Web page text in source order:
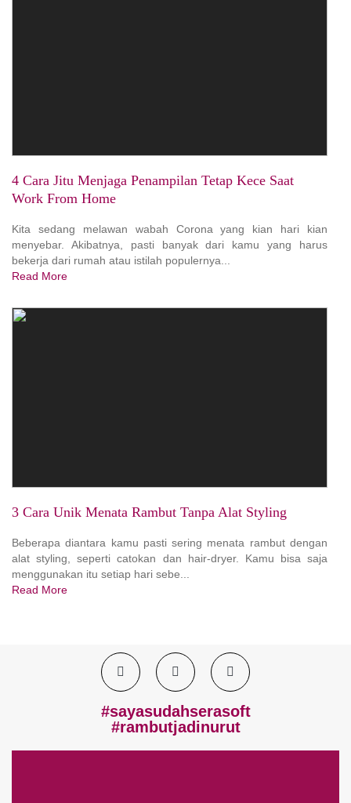
4 Cara Jitu Menjaga Penampilan Tetap Kece Saat
Work From Home
Kita sedang melawan wabah Corona yang kian hari kian
menyebar. Akibatnya, pasti banyak dari kamu yang harus
bekerja dari rumah atau istilah populernya...
Read More
3 Cara Unik Menata Rambut Tanpa Alat Styling
Beberapa diantara kamu pasti sering menata rambut dengan
alat styling, seperti catokan dan hair-dryer. Kamu bisa saja
menggunakan itu setiap hari sebe...
Read More
#sayasudahserasoft
#rambutjadinurut